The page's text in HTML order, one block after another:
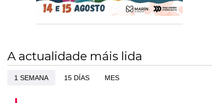
A actualidade máis lida
1 SEMANA 15 DÍAS MES